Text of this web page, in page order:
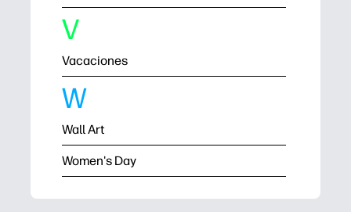
V
Vacaciones
W
Wall Art
Women's Day